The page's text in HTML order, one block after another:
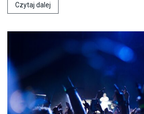
Czytaj dalej